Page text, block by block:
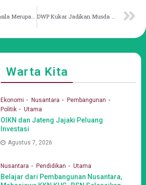
Legislator: Pancasila Merupakan Jatii Diri Negara DWP Kukar Jadikan Musda sebagai Momentum Konsolidasi Program
Warta Kita
Ekonomi Nusantara
Pembangunan
Politik
Utama
OIKN dan Jateng Jajaki Peluang
Investasi
Agustus 7, 2026
Nusantara Pendidikan Utama
Belajar dari Pembangunan Nusantara,